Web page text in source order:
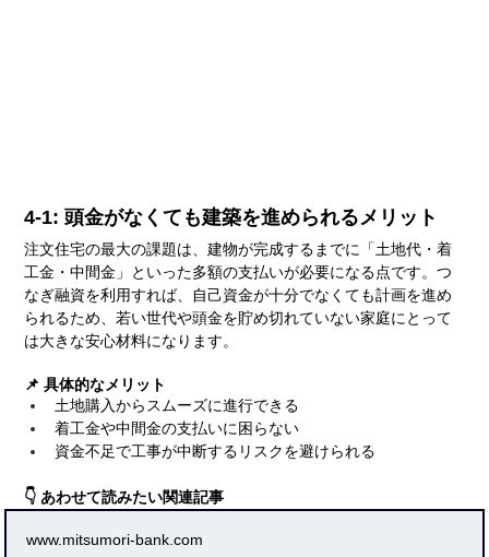
4-1: 頭金がなくても建築を進められるメリット
注文住宅の最大の課題は、建物が完成するまでに「土地代・着
工金・中間金」といった多額の支払いが必要になる点です。つ
なぎ融資を利用すれば、自己資金が十分でなくても計画を進め
られるため、若い世代や頭金を貯め切れていない家庭にとって
は大きな安心材料になります。
📌 具体的なメリット
土地購入からスムーズに進行できる
着工金や中間金の支払いに困らない
資金不足で工事が中断するリスクを避けられる
👇 あわせて読みたい関連記事
www.mitsumori-bank.com